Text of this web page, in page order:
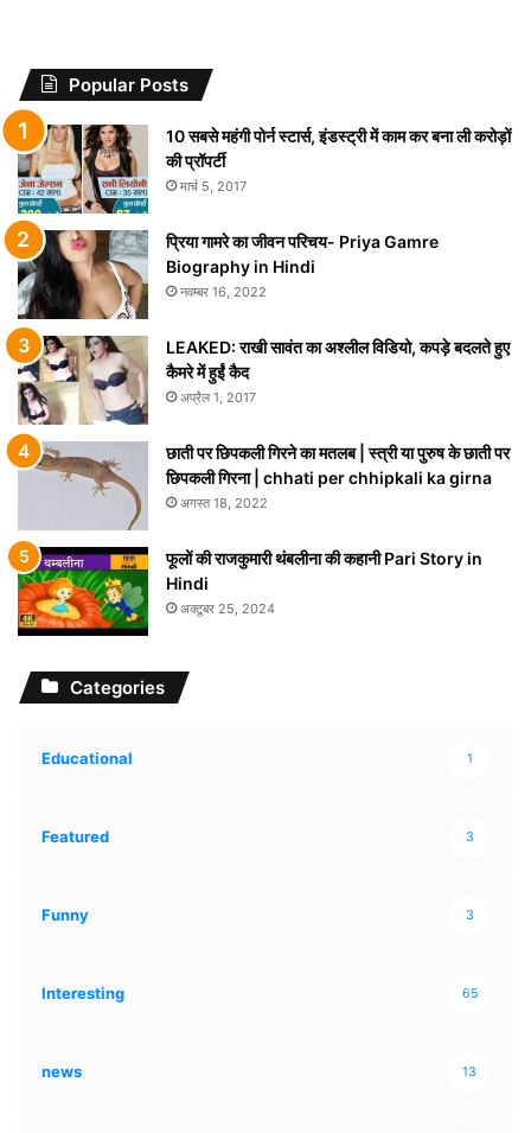
Popular Posts
10 सबसे महंगी पोर्न स्टार्स, इंडस्ट्री में काम कर बना ली करोड़ों
की प्रॉपर्टी
मार्च 5, 2017
प्रिया गामरे का जीवन परिचय- Priya Gamre
Biography in Hindi
नवम्बर 16, 2022
LEAKED: राखी सावंत का अश्लील विडियो, कपड़े बदलते हुए
कैमरे में हुईं कैद
अप्रैल 1, 2017
छाती पर छिपकली गिरने का मतलब | स्त्री या पुरुष के छाती पर
छिपकली गिरना | chhati per chhipkali ka girna
अगस्त 18, 2022
फूलों की राजकुमारी थंबलीना की कहानी Pari Story in
Hindi
अक्टूबर 25, 2024
Categories
Educational 1
Featured 3
Funny 3
Interesting 65
news 13